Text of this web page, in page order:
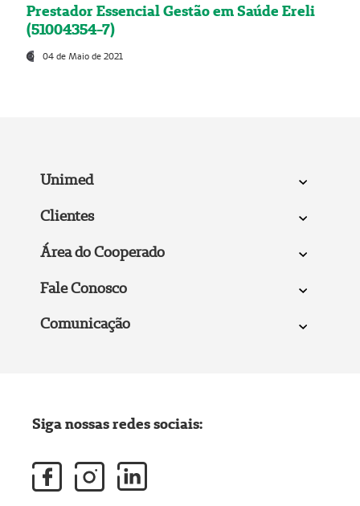
Prestador Essencial Gestão em Saúde Ereli
(51004354-7)
04 de Maio de 2021
Unimed
Clientes
Área do Cooperado
Fale Conosco
Comunicação
Siga nossas redes sociais: